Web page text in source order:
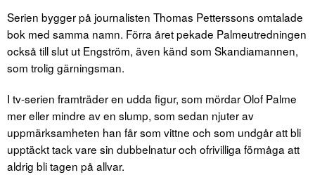
Serien bygger på journalisten Thomas Petterssons omtalade
bok med samma namn. Förra året pekade Palmeutredningen
också till slut ut Engström, även känd som Skandiamannen,
som trolig gärningsman.
I tv-serien framträder en udda figur, som mördar Olof Palme
mer eller mindre av en slump, som sedan njuter av
uppmärksamheten han får som vittne och som undgår att bli
upptäckt tack vare sin dubbelnatur och ofrivilliga förmåga att
aldrig bli tagen på allvar.